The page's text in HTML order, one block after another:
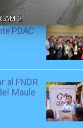
en
PDAC
al FNDR
Maule